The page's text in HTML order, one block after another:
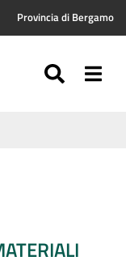
Provincia di Bergamo